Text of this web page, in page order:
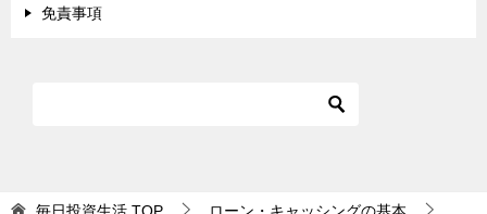
免責事項